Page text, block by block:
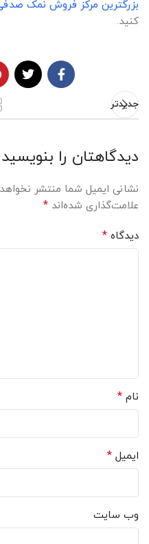
بزرگترین مرکز فروش نمک
کنید.
جدیدتر
دیدگاهتان را بنویسید
نشانی ایمیل شما منتشر
علامت‌گذاری شده‌اند *
دیدگاه *
نام *
ایمیل *
وب‌ سایت